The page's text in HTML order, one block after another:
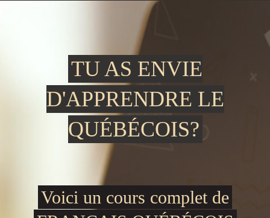
TU AS ENVIE
D'APPRENDRE LE
QUÉBÉCOIS?
Voici un cours complet de